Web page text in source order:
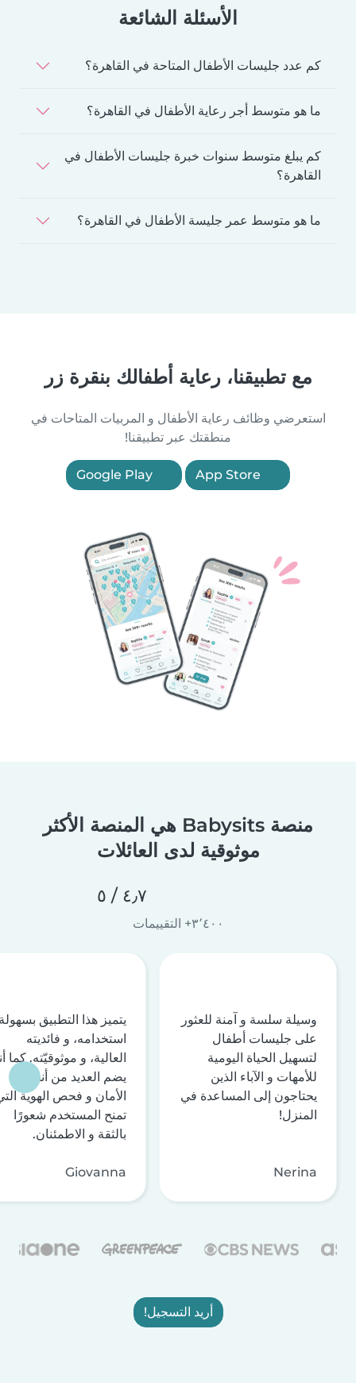
الأسئلة الشائعة
كم عدد جليسات الأطفال المتاحة في القاهرة؟
ما هو متوسط أجر رعاية الأطفال في القاهرة؟
كم يبلغ متوسط سنوات خبرة جليسات الأطفال في
القاهرة؟
ما هو متوسط عمر جليسة الأطفال في القاهرة؟
مع تطبيقنا، رعاية أطفالك بنقرة زر
استعرضي وظائف رعاية الأطفال و المربيات المتاحات في
منطقتك عبر تطبيقنا!
منصة Babysits هي المنصة الأكثر
موثوقية لدى العائلات
٤٫٧ / ٥
٣٬٤٠٠+ التقييمات
وسيلة سلسة و آمنة للعثور
على جليسات أطفال
لتسهيل الحياة اليومية
للأمهات و الآباء الذين
يحتاجون إلى المساعدة في
المنزل!
Nerina
يتميز هذا التطبيق
استخدامه، و فائديته
العالية، و موثوقيّته. كما
يضم العديد من أنظمة
الأمان و فحص الهوية
تمنح المستخدم شعورًا
بالثقة و الاطمئنان.
Giovanna
أريد التسجيل!